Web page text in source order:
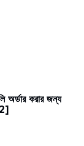
অর্ডার করার জন্য